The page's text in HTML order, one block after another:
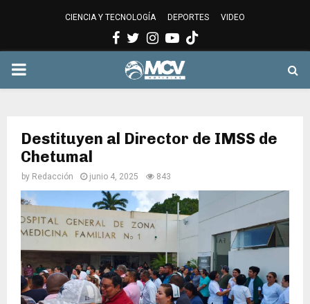
CIENCIA Y TECNOLOGÍA DEPORTES VIDEO
Facebook
Twitter
Instagram
Youtube
PRIMARY
Destituyen al Director de IMSS de
Chetumal
by Redacción junio 4, 2025 843